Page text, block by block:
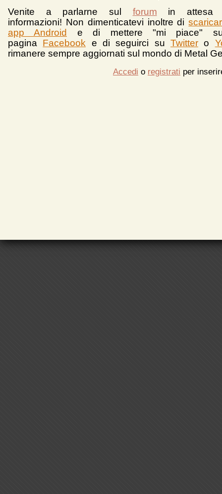
Venite a parlarne sul forum in attesa
informazioni! Non dimenticatevi inoltre di
app Android e di mettere "mi piace"
pagina Facebook e di seguirci suTwitter o
rimanere sempre aggiornati sul mondo di Metal
Accedi o registrati per